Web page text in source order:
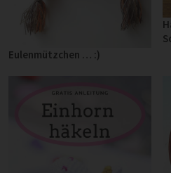
Eulenmützchen … :)